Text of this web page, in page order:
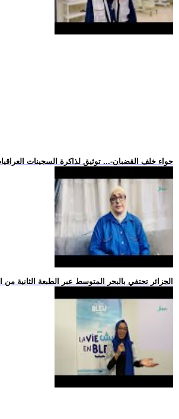
.. -حواء خلف القضبان-... توثيق لذاكرة السجينات
.. الجزائر تحتفي بالبحر المتوسط عبر الطبعة الثانية من